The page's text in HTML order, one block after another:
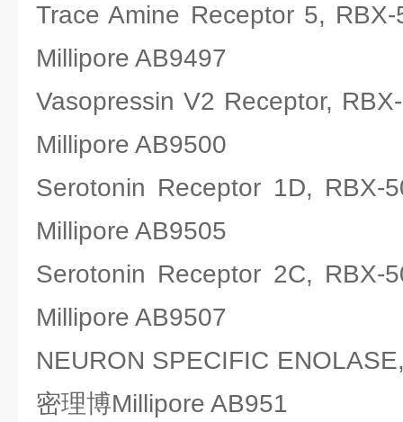
Trace Amine Receptor 5,
Millipore AB9497
Vasopressin V2 Receptor,
Millipore AB9500
Serotonin Receptor 1D,
Millipore AB9505
Serotonin Receptor 2C,
Millipore AB9507
NEURON SPECIFIC
密理博Millipore AB951